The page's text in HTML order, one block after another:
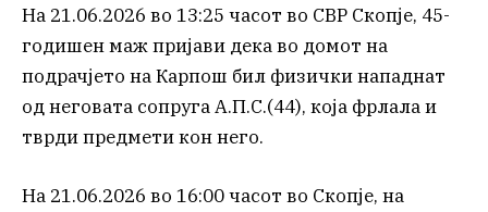
На 21.06.2026 во 13:25 часот во СВР Скопје, 45-
годишен маж пријави дека во домот на
подрачјето на Карпош бил физички нападнат
од неговата сопруга А.П.С.(44), која фрлала и
тврди предмети кон него.
На 21.06.2026 во 16:00 часот во Скопје, на